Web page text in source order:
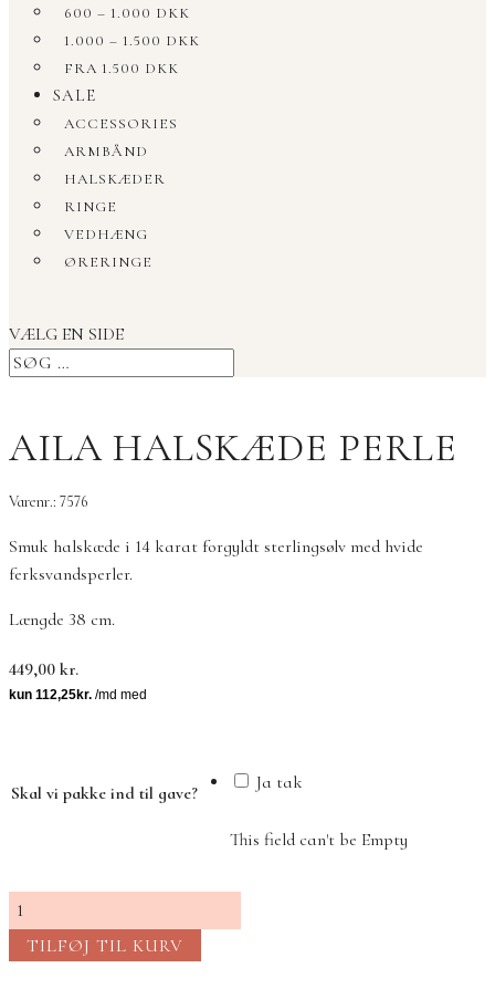
600 – 1.000 DKK
1.000 – 1.500 DKK
FRA 1.500 DKK
SALE
ACCESSORIES
ARMBÅND
HALSKÆDER
RINGE
VEDHÆNG
ØRERINGE
VÆLG EN SIDE
AILA HALSKÆDE PERLE
Varenr.: 7576
Smuk halskæde i 14 karat forgyldt sterlingsølv med hvide
ferksvandsperler.
Længde 38 cm.
449,00 kr.
Skal vi pakke ind til gave? Ja tak
This field can't be Empty
Aila
halskæde
perle
TILFØJ TIL KURV